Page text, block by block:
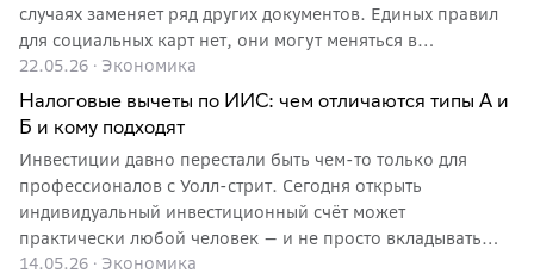
случаях заменяет ряд других документов. Единых правил
для социальных карт нет, они могут меняться в
зависимости от региона. В этой статье разберёмся, кто
может получить соцкарту, как её оформить и
использовать все возможности по максимуму.
22.05.26 · Экономика
Налоговые вычеты по ИИС: чем отличаются типы А и
Б и кому подходят
Инвестиции давно перестали быть чем-то только для
профессионалов с Уолл-стрит. Сегодня открыть
индивидуальный инвестиционный счёт может
практически любой человек — и не просто вкладывать
деньги, а получать от государства дополнительную выгоду
14.05.26 · Экономика